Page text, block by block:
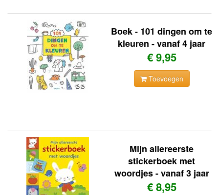
Boek - 101 dingen om te
kleuren - vanaf 4 jaar
€ 9,95
Toevoegen
Mijn allereerste
stickerboek met
woordjes - vanaf 3 jaar
€ 8,95